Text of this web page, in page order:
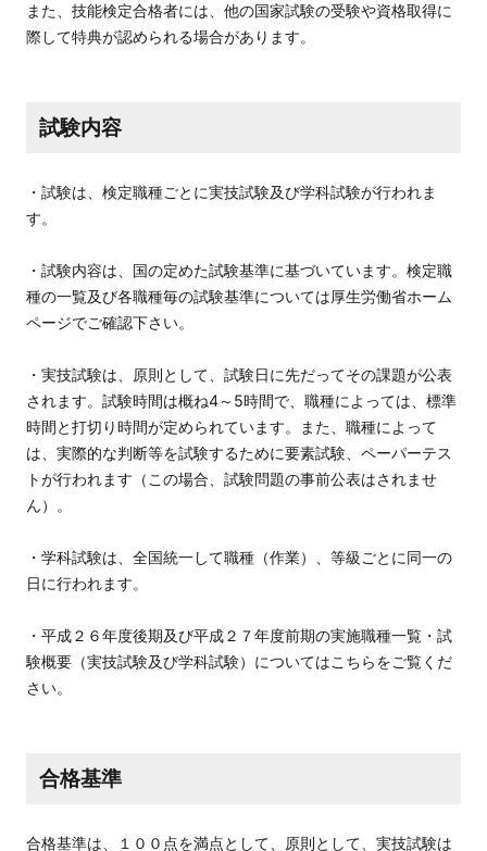
また、技能検定合格者には、他の国家試験の受験や資格取得に
際して特典が認められる場合があります。
試験内容
・試験は、検定職種ごとに実技試験及び学科試験が行われま
す。
・試験内容は、国の定めた試験基準に基づいています。検定職
種の一覧及び各職種毎の試験基準については厚生労働省ホーム
ページでご確認下さい。
・実技試験は、原則として、試験日に先だってその課題が公表
されます。試験時間は概ね4～5時間で、職種によっては、標準
時間と打切り時間が定められています。また、職種によって
は、実際的な判断等を試験するために要素試験、ペーパーテス
トが行われます（この場合、試験問題の事前公表はされませ
ん）。
・学科試験は、全国統一して職種（作業）、等級ごとに同一の
日に行われます。
・平成２６年度後期及び平成２７年度前期の実施職種一覧・試
験概要（実技試験及び学科試験）についてはこちらをご覧くだ
さい。
合格基準
合格基準は、１００点を満点として、原則として、実技試験は